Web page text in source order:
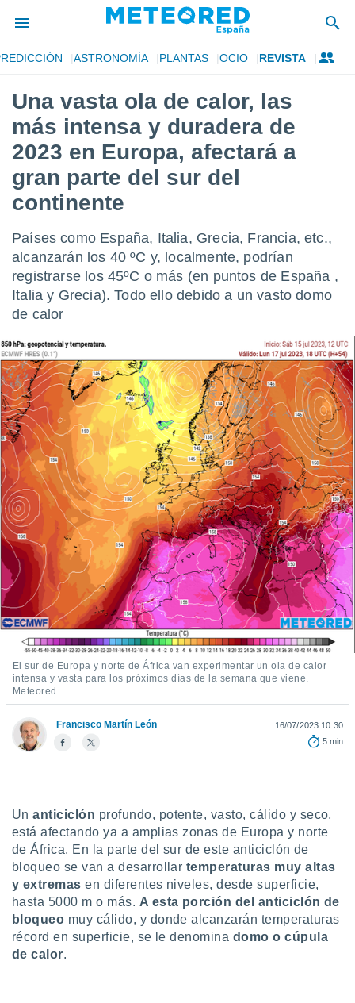
de
por
para
la
se
calidad.
a este
y
forma
digital
permite
seguir
contenido
coste.
botón
a la
la
todas
ya sean
nuestros
y análisis
en
así como
perfil
y
en
de
disponible
ACEPTAR
Y
CONTINUAR
CONFIGURACIÓN
ASTRONOMÍA PLANTAS OCIO REVISTA
Una vasta ola de calor, las
más intensa y duradera de
2023 en Europa, afectará a
gran parte del sur del
continente
Países como España, Italia, Grecia, Francia, etc.,
alcanzarán los 40 ºC y, localmente, podrían
registrarse los 45ºC o más (en puntos de España ,
Italia y Grecia). Todo ello debido a un vasto domo
de calor
El sur de Europa y norte de África van experimentar un ola de calor
intensa y vasta para los próximos días de la semana que viene.
Meteored
Francisco Martín León
16/07/2023 10:30
5 min
Unanticiclón profundo, potente, vasto, cálido y seco,
está afectando ya a amplias zonas de Europa y norte
de África. En la parte del sur de este anticiclón de
bloqueo se van a desarrollar temperaturas muy altas
y extremas en diferentes niveles, desde superficie,
hasta 5000 m o más. A esta porción del anticiclón de
bloqueo muy cálido, y donde alcanzarán temperaturas
récord en superficie, se le denomina domo o cúpula
de calor.